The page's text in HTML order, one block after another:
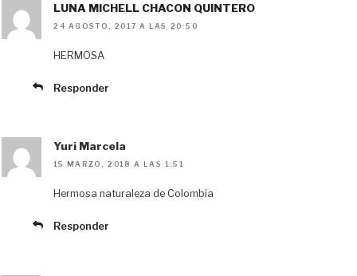
LUNA MICHELL CHACON QUINTERO
24 AGOSTO, 2017 A LAS 20:50
HERMOSA
Responder
Yuri Marcela
15 MARZO, 2018 A LAS 1:51
Hermosa naturaleza de Colombia
Responder